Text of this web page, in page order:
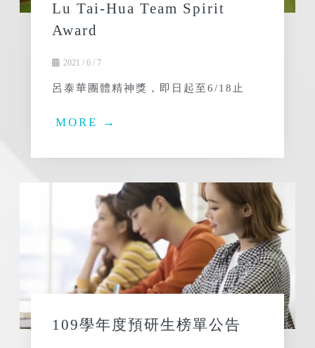
Lu Tai-Hua Team Spirit
Award
2021 / 6 / 7
呂泰華團體精神獎，即日起至6/18止
MORE →
109學年度預研生榜單公告